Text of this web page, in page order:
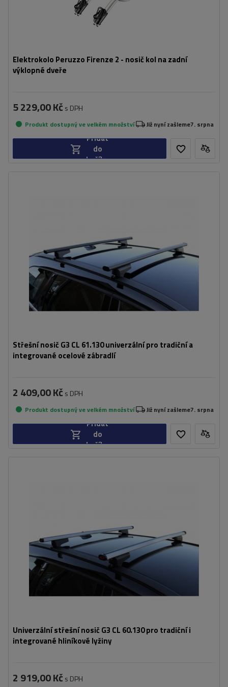
Elektrokolo Peruzzo Firenze 2 - nosič kol na zadní
výklopné dveře
5 229,00 Kč s DPH
Produkt dostupný ve velkém množství Již nyní zašleme7. srpna
Přidat
do
košíku
Střešní nosič G3 CL 61.130 univerzální pro tradiční a
integrované ocelové zábradlí
2 409,00 Kč s DPH
Produkt dostupný ve velkém množství Již nyní zašleme7. srpna
Přidat
do
košíku
Univerzální střešní nosič G3 CL 60.130 pro tradiční i
integrované hliníkové lyžiny
2 919,00 Kč s DPH